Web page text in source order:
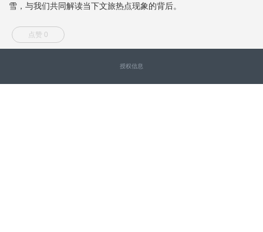
雪，与我们共同解读当下文旅热点现象的背后。
点赞 0
授权信息